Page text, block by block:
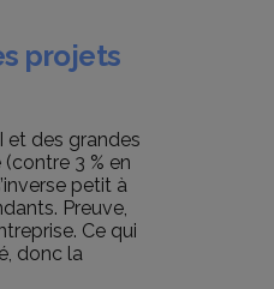
projets
et des grandes
3 % en
petit à
Preuve,
Ce qui
donc la